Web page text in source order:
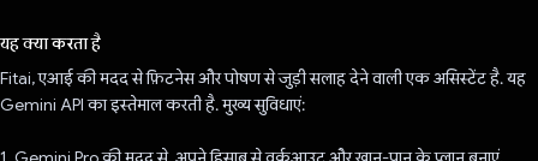
यह क्या करता है
Fitai, एआई की मदद से फ़िटनेस और पोषण से जुड़ी सलाह देने वाली एक असिस्टेंट है. यह
Gemini API का इस्तेमाल करती है. मुख्य सुविधाएं: